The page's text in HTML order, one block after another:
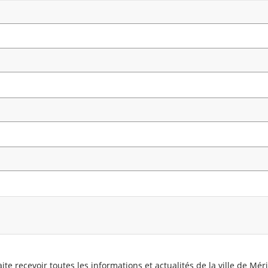
recevoir toutes les informations et actualités de la ville de